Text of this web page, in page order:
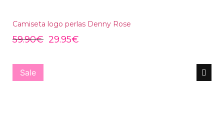
Camiseta logo perlas Denny Rose
59.90€ 29.95€
Sale